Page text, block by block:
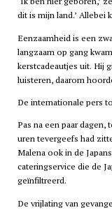
dit is mijn land.’ Allebei
Eenzaamheid is een
langzaam op gang
kerstcadeautjes uit. Hij
luisteren, daarom
De internationale pers
Pas na een paar
uren tevergeefs had
Malena ook in de
cateringservice die de
geïnfiltreerd.
De vrijlating van